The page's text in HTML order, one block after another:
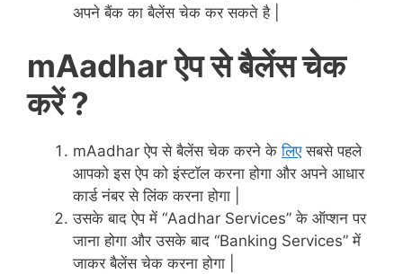
अपने बैंक का बैलेंस चेक कर सकते है |
mAadhar ऐप से बैलेंस चेक
करें ?
mAadhar ऐप से बैलेंस चेक करने केलिएसबसे पहले
आपको इस ऐप को इंस्टॉल करना होगा और अपने आधार
कार्ड नंबर से लिंक करना होगा |
उसके बाद ऐप में “Aadhar Services” के ऑप्शन पर
जाना होगा और उसके बाद “Banking Services” में
जाकर बैलेंस चेक करना होगा |